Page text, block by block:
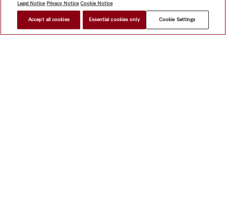
Legal Notice Privacy Notice Cookie Notice
Accept all cookies Essential cookies only Cookie Settings